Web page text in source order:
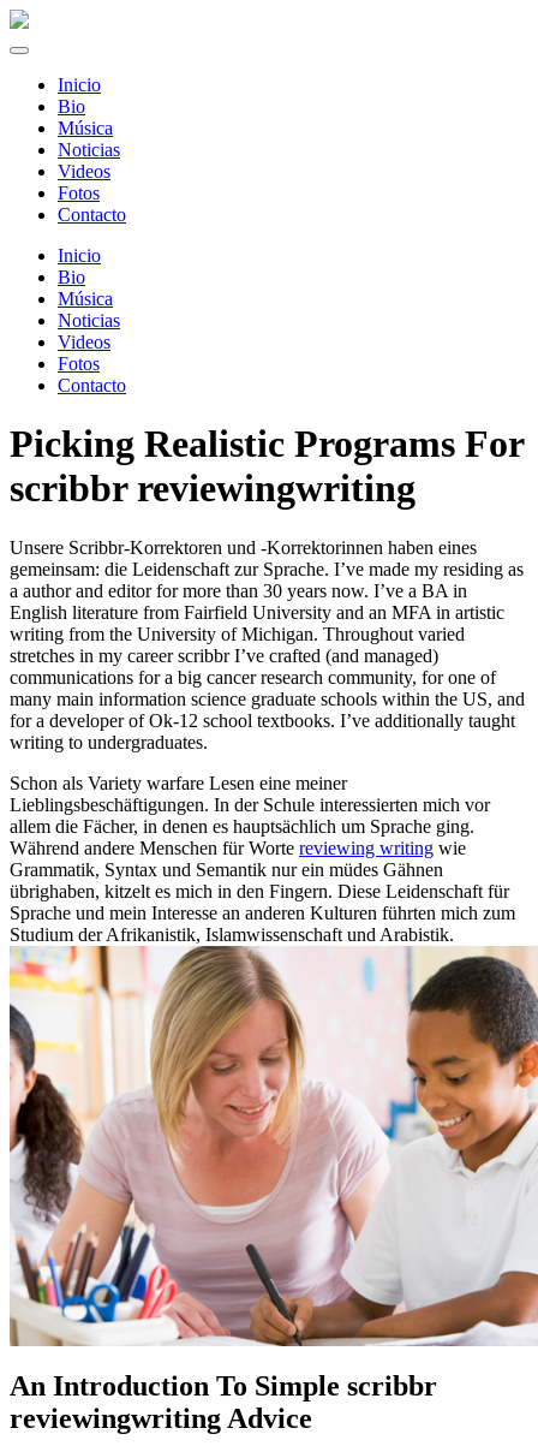
Inicio
Bio
Música
Noticias
Videos
Fotos
Contacto
Inicio
Bio
Música
Noticias
Videos
Fotos
Contacto
Picking Realistic Programs For
scribbr reviewingwriting
Unsere Scribbr-Korrektoren und -Korrektorinnen haben eines
gemeinsam: die Leidenschaft zur Sprache. I’ve made my residing as
a author and editor for more than 30 years now. I’ve a BA in
English literature from Fairfield University and an MFA in artistic
writing from the University of Michigan. Throughout varied
stretches in my career scribbr I’ve crafted (and managed)
communications for a big cancer research community, for one of
many main information science graduate schools within the US, and
for a developer of Ok-12 school textbooks. I’ve additionally taught
writing to undergraduates.
Schon als Variety warfare Lesen eine meiner
Lieblingsbeschäftigungen. In der Schule interessierten mich vor
allem die Fächer, in denen es hauptsächlich um Sprache ging.
Während andere Menschen für Worte reviewing writing wie
Grammatik, Syntax und Semantik nur ein müdes Gähnen
übrighaben, kitzelt es mich in den Fingern. Diese Leidenschaft für
Sprache und mein Interesse an anderen Kulturen führten mich zum
Studium der Afrikanistik, Islamwissenschaft und Arabistik.
An Introduction To Simple scribbr
reviewingwriting Advice